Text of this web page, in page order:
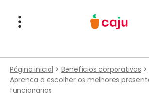
Menu Principal
Abrir Menu
Página inicial
Benefícios corporativos
Aprenda a escolher os melhores
funcionários